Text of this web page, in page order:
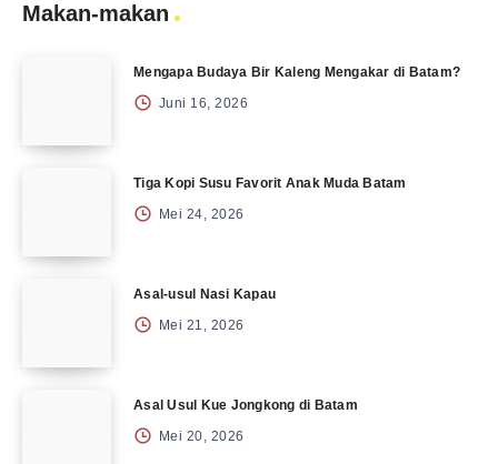
Makan-makan
Mengapa Budaya Bir Kaleng Mengakar di Batam?
Juni 16, 2026
Tiga Kopi Susu Favorit Anak Muda Batam
Mei 24, 2026
Asal-usul Nasi Kapau
Mei 21, 2026
Asal Usul Kue Jongkong di Batam
Mei 20, 2026